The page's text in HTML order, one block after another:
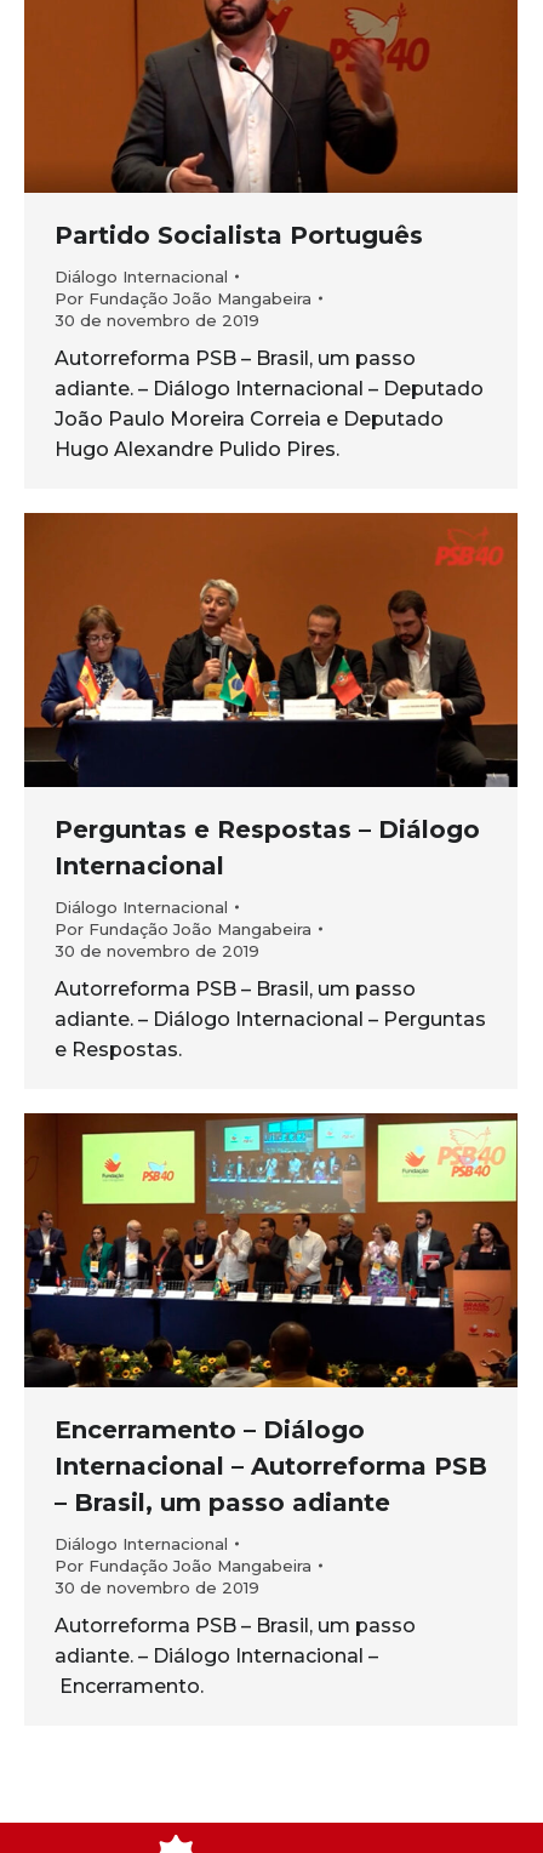
Partido Socialista Português
Diálogo Internacional
Por Fundação João Mangabeira
30 de novembro de 2019
Autorreforma PSB – Brasil, um passo
adiante. – Diálogo Internacional – Deputado
João Paulo Moreira Correia e Deputado
Hugo Alexandre Pulido Pires.
Perguntas e Respostas – Diálogo
Internacional
Diálogo Internacional
Por Fundação João Mangabeira
30 de novembro de 2019
Autorreforma PSB – Brasil, um passo
adiante. – Diálogo Internacional – Perguntas
e Respostas.
Encerramento – Diálogo
Internacional – Autorreforma PSB
– Brasil, um passo adiante
Diálogo Internacional
Por Fundação João Mangabeira
30 de novembro de 2019
Autorreforma PSB – Brasil, um passo
adiante. – Diálogo Internacional –
Encerramento.